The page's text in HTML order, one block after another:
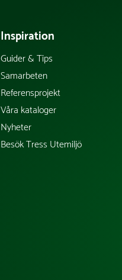
Inspiration
Guider & Tips
Samarbeten
Referensprojekt
Våra kataloger
Nyheter
Besök Tress Utemiljö